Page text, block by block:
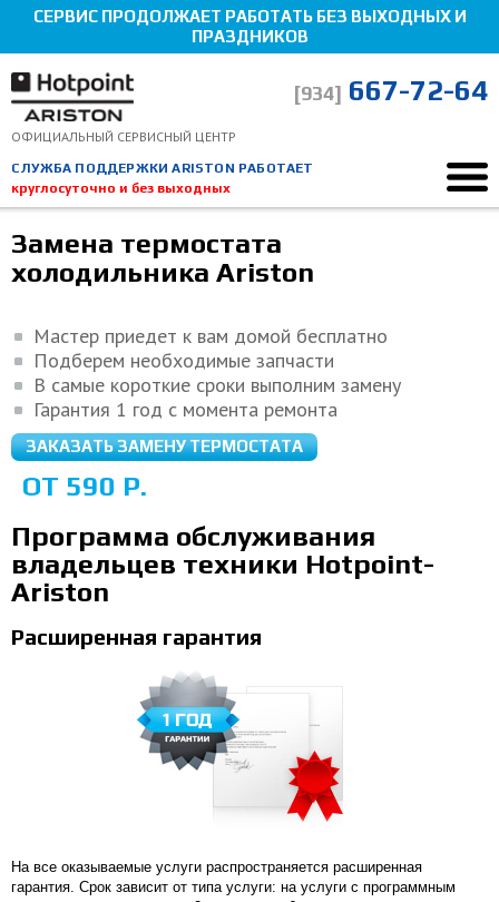
СЕРВИС ПРОДОЛЖАЕТ РАБОТАТЬ БЕЗ ВЫХОДНЫХ И
ПРАЗДНИКОВ
ОФИЦИАЛЬНЫЙ СЕРВИСНЫЙ ЦЕНТР
СЛУЖБА ПОДДЕРЖКИ ARISTON РАБОТАЕТ
круглосуточно и без выходных
[934] 667-72-64
Замена термостата
Замена термостата
холодильника Ariston
Мастер приедет к вам домой бесплатно
Подберем необходимые запчасти
В самые короткие сроки выполним замену
Гарантия 1 год с момента ремонта
ЗАКАЗАТЬ ЗАМЕНУ ТЕРМОСТАТА
ОТ 590 Р.
Программа обслуживания
владельцев техники Hotpoint-
Ariston
Расширенная гарантия
На все оказываемые услуги распространяется расширенная
гарантия. Срок зависит от типа услуги: на услуги с программным